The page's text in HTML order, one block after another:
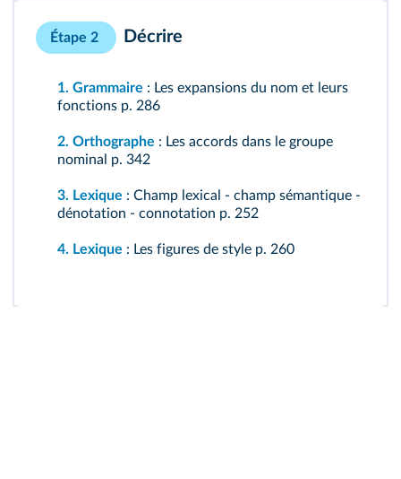
Étape 2 Décrire
1. Grammaire : Les expansions du nom et leurs
fonctions p. 286
2. Orthographe : Les accords dans le groupe
nominal p. 342
3. Lexique : Champ lexical - champ sémantique -
dénotation - connotation p. 252
4. Lexique : Les figures de style p. 260